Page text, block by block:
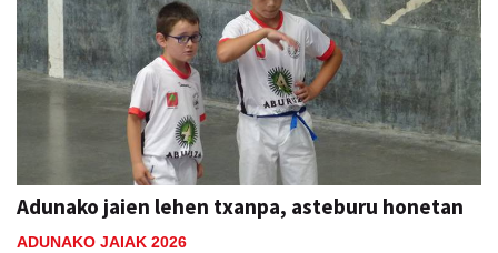
Adunako jaien lehen txanpa, asteburu honetan
ADUNAKO JAIAK 2026